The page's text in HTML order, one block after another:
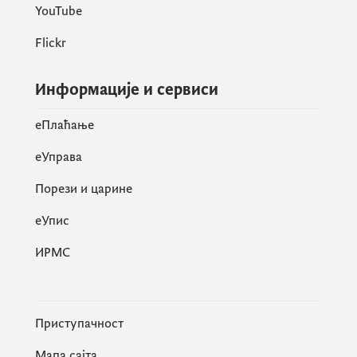
СЕКТОР ЗА ИНФОРМИСАЊЕ ЈАВНОСТИ О
ЕВРОПСКОЈ УНИЈИ И ПРОЦЕСУ
ГЕНЕРАЛНИ СЕКРЕТАРИЈАТ ВЛАДЕ
YouTube
Flickr
Информације и сервиси
eПлаћање
еУправа
Порези и царине
eУпис
ИРМС
Приступачност